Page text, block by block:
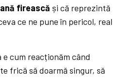
firească și că reprezintă
ce ne pune în pericol, real
cum reacționăm când
frică să doarmă singur, să